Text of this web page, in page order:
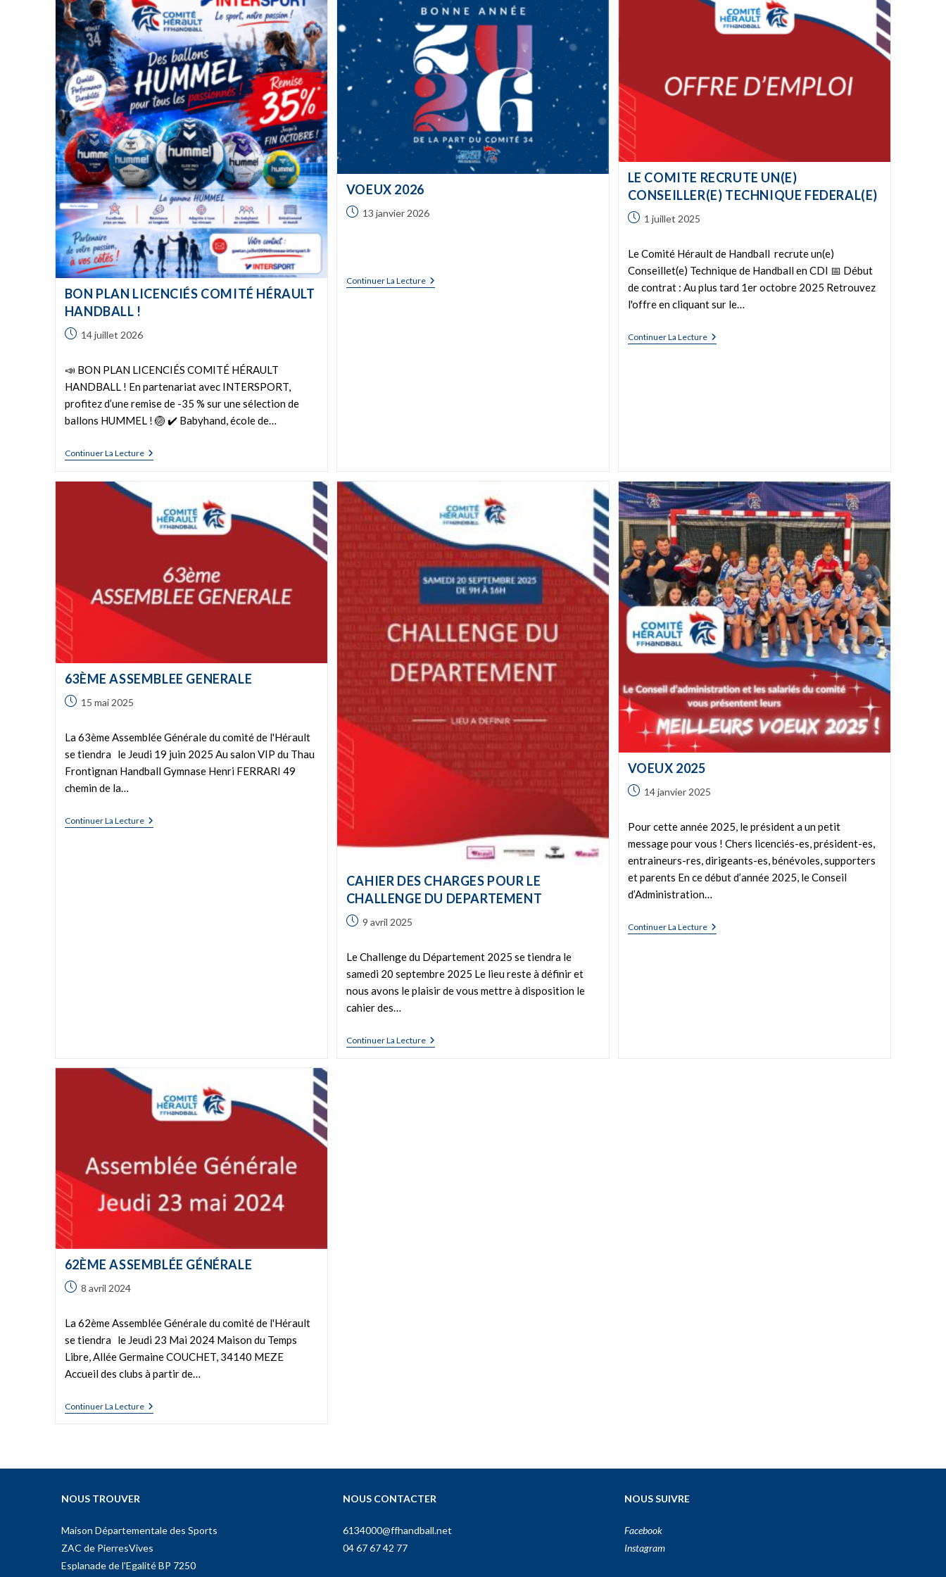
BON PLAN LICENCIÉS COMITÉ HÉRAULT
HANDBALL !
14 juillet 2026
📣 BON PLAN LICENCIÉS COMITÉ HÉRAULT
HANDBALL ! En partenariat avec INTERSPORT,
profitez d’une remise de -35 % sur une sélection de
ballons HUMMEL ! 🏐 ✔️ Babyhand, école de…
Continuer La Lecture
VOEUX 2026
13 janvier 2026
Continuer La Lecture
LE COMITE RECRUTE UN(E)
CONSEILLER(E) TECHNIQUE FEDERAL(E)
1 juillet 2025
Le Comité Hérault de Handball recrute un(e)
Conseillet(e) Technique de Handball en CDI 📅 Début
de contrat : Au plus tard 1er octobre 2025 Retrouvez
l'offre en cliquant sur le…
Continuer La Lecture
63ÈME ASSEMBLEE GENERALE
15 mai 2025
La 63ème Assemblée Générale du comité de l'Hérault
se tiendra le Jeudi 19 juin 2025 Au salon VIP du Thau
Frontignan Handball Gymnase Henri FERRARI 49
chemin de la…
Continuer La Lecture
CAHIER DES CHARGES POUR LE
CHALLENGE DU DEPARTEMENT
9 avril 2025
Le Challenge du Département 2025 se tiendra le
samedi 20 septembre 2025 Le lieu reste à définir et
nous avons le plaisir de vous mettre à disposition le
cahier des…
Continuer La Lecture
VOEUX 2025
14 janvier 2025
Pour cette année 2025, le président a un petit
message pour vous ! Chers licenciés-es, président-es,
entraineurs-res, dirigeants-es, bénévoles, supporters
et parents En ce début d’année 2025, le Conseil
d’Administration…
Continuer La Lecture
62ÈME ASSEMBLÉE GÉNÉRALE
8 avril 2024
La 62ème Assemblée Générale du comité de l'Hérault
se tiendra le Jeudi 23 Mai 2024 Maison du Temps
Libre, Allée Germaine COUCHET, 34140 MEZE
Accueil des clubs à partir de…
Continuer La Lecture
NOUS TROUVER
Maison Départementale des Sports
ZAC de PierresVives
Esplanade de l'Egalité BP 7250
NOUS CONTACTER
6134000@ffhandball.net
04 67 67 42 77
NOUS SUIVRE
Facebook
Instagram